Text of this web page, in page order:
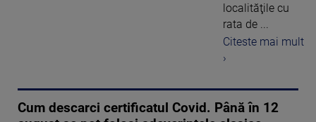
localităţile cu
rata de ...
Citeste mai mult
›
Cum descarci certificatul Covid. Până în 12